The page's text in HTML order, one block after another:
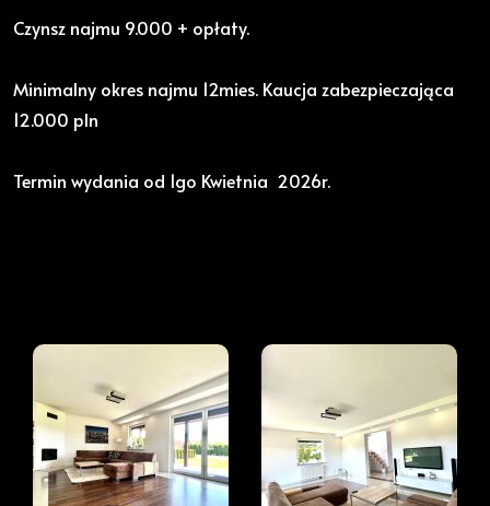
Czynsz najmu 9.000 + opłaty.
Minimalny okres najmu 12mies. Kaucja zabezpieczająca
12.000 pln
Termin wydania od 1go Kwietnia 2026r.